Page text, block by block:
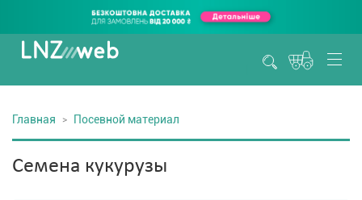
Главная Посевной материал
Семена кукурузы